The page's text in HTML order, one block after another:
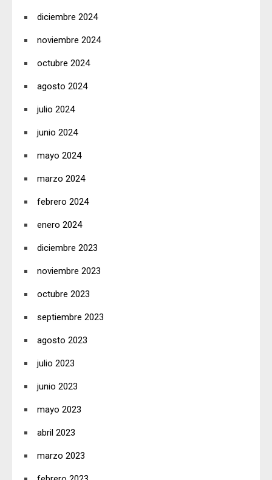
diciembre 2024
noviembre 2024
octubre 2024
agosto 2024
julio 2024
junio 2024
mayo 2024
marzo 2024
febrero 2024
enero 2024
diciembre 2023
noviembre 2023
octubre 2023
septiembre 2023
agosto 2023
julio 2023
junio 2023
mayo 2023
abril 2023
marzo 2023